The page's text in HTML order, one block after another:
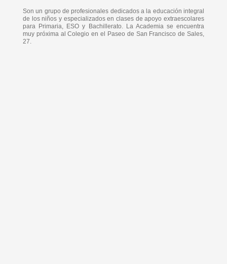
Son un grupo de profesionales dedicados a la educación integral
de los niños y especializados en clases de apoyo extraescolares
para Primaria, ESO y Bachillerato. La Academia se encuentra
muy próxima al Colegio en el Paseo de San Francisco de Sales,
27.